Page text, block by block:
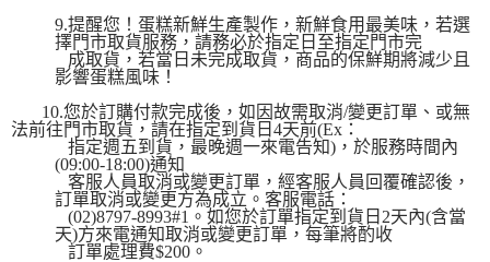
9.提醒您！蛋糕新鮮生產製作，新鮮食用最美味，若選
擇門市取貨服務，請務必於指定日至指定門市完
成取貨，若當日未完成取貨，商品的保鮮期將減少且
影響蛋糕風味！
10.您於訂購付款完成後，如因故需取消/變更訂單、或無
法前往門市取貨，請在指定到貨日4天前(Ex：
指定週五到貨，最晚週一來電告知)，於服務時間內
(09:00-18:00)通知
客服人員取消或變更訂單，經客服人員回覆確認後，
訂單取消或變更方為成立。客服電話：
(02)8797-8993#1。如您於訂單指定到貨日2天內(含當
天)方來電通知取消或變更訂單，每筆將酌收
訂單處理費$200。